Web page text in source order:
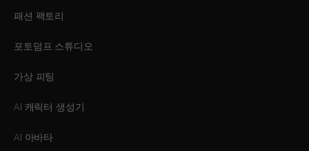
패션 팩토리
포토덤프 스튜디오
가상 피팅
AI 캐릭터 생성기
AI 아바타